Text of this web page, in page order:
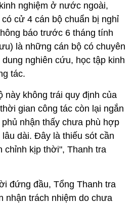
nghiệm ở nước ngoài,
cử 4 cán bộ chuẩn bị nghỉ
báo trước 6 tháng tính
là những cán bộ có chuyên
nghiên cứu, học tập kinh
tác.
này không trái quy định của
gian công tác còn lại ngắn
nhận thấy chưa phù hợp
dài. Đây là thiếu sót cần
chỉnh kịp thời", Thanh tra
đứng đầu, Tổng Thanh tra
nhận trách nhiệm do chưa